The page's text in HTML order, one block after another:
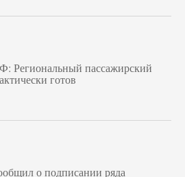
Региональный пассажирский
готов
о подписании ряда